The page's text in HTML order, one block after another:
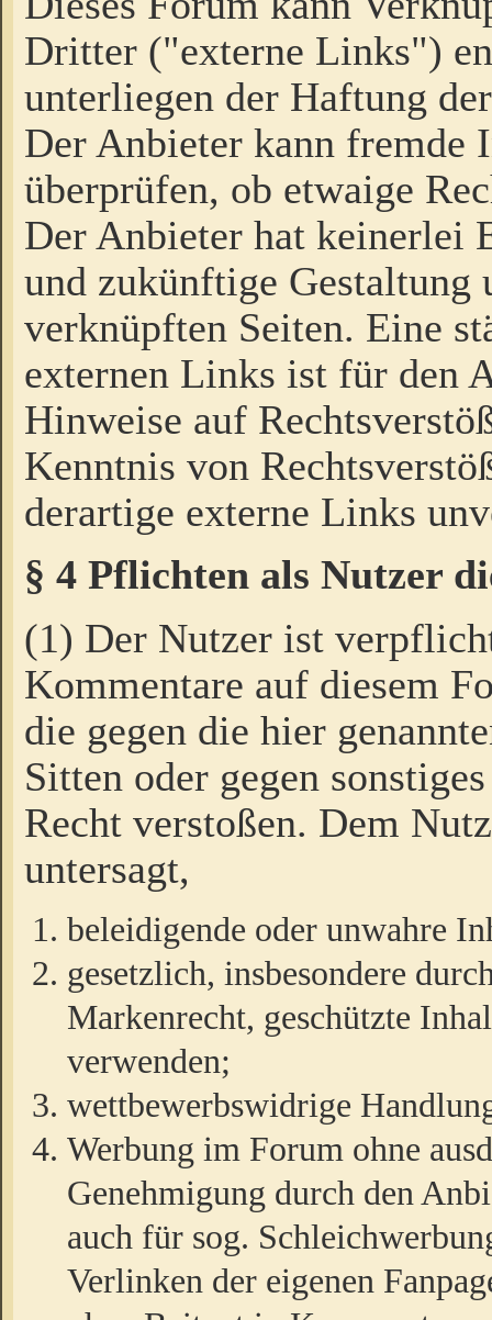
Dritter ("externe Links")
unterliegen der Haftung
Der Anbieter kann fremde
überprüfen, ob etwaige
Der Anbieter hat keinerlei
und zukünftige Gestaltung
verknüpften Seiten. Eine
externen Links ist für den
Hinweise auf
Kenntnis von
derartige externe Links
§ 4 Pflichten als Nutzer
(1) Der Nutzer ist
Kommentare auf diesem
die gegen die hier
Sitten oder gegen
Recht verstoßen. Dem
untersagt,
beleidigende oder unwahre
gesetzlich, insbesondere
Markenrecht, geschützte
verwenden;
wettbewerbswidrige
Werbung im Forum ohne
Genehmigung durch den
auch für sog.
Verlinken der eigenen